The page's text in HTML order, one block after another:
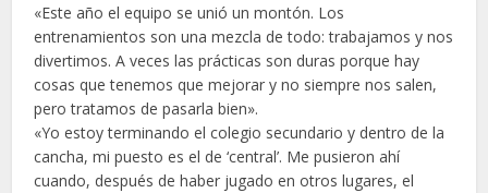
«Este año el equipo se unió un montón. Los
entrenamientos son una mezcla de todo: trabajamos y nos
divertimos. A veces las prácticas son duras porque hay
cosas que tenemos que mejorar y no siempre nos salen,
pero tratamos de pasarla bien».
«Yo estoy terminando el colegio secundario y dentro de la
cancha, mi puesto es el de ‘central’. Me pusieron ahí
cuando, después de haber jugado en otros lugares, el